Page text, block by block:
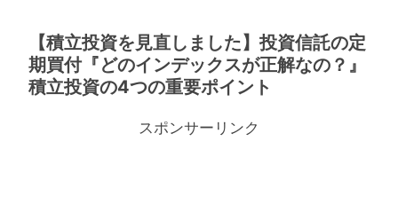
【積立投資を見直しました】投資信託の定
期買付『どのインデックスが正解なの？』
積立投資の4つの重要ポイント
スポンサーリンク